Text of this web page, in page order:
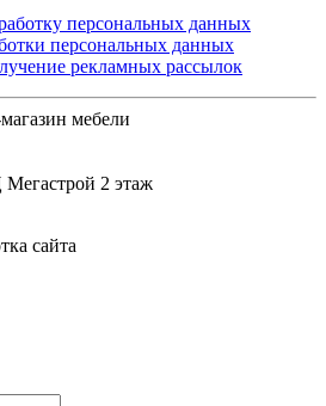
персональных данных
персональных данных
рекламных рассылок
мебели
2 этаж
сайта